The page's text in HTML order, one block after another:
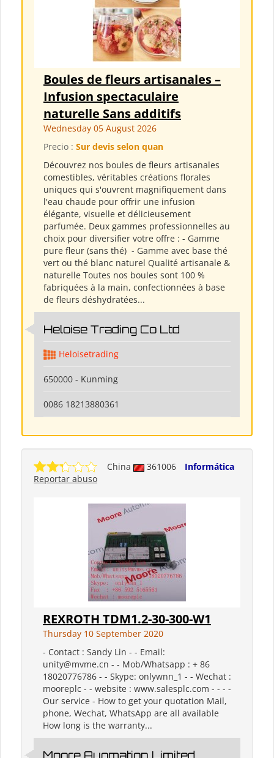
Boules de fleurs artisanales –
Infusion spectaculaire
naturelle Sans additifs
Wednesday 05 August 2026
Precio : Sur devis selon quan
Découvrez nos boules de fleurs artisanales
comestibles, véritables créations florales
uniques qui s'ouvrent magnifiquement dans
l'eau chaude pour offrir une infusion
élégante, visuelle et délicieusement
parfumée. Deux gammes professionnelles au
choix pour diversifier votre offre : - Gamme
pure fleur (sans thé) ​ - Gamme avec base thé
vert ou thé blanc naturel Qualité artisanale &
naturelle Toutes nos boules sont 100 %
fabriquées à la main, confectionnées à base
de fleurs déshydratées...
Heloise Trading Co Ltd
Heloisetrading
650000 - Kunming
0086 18213880361
China 361006
Informática
Reportar abuso
REXROTH TDM1.2-30-300-W1
Thursday 10 September 2020
- Contact : Sandy Lin - - Email:
unity@mvme.cn - - Mob/Whatsapp : + 86
18020776786 - - Skype: onlywnn_1 - - Wechat :
mooreplc - - website : www.salesplc.com - - - -
Our service - How to get your quotation Mail,
phone, Wechat, WhatsApp are all available
How long is the warranty...
Moore Auomation Limited